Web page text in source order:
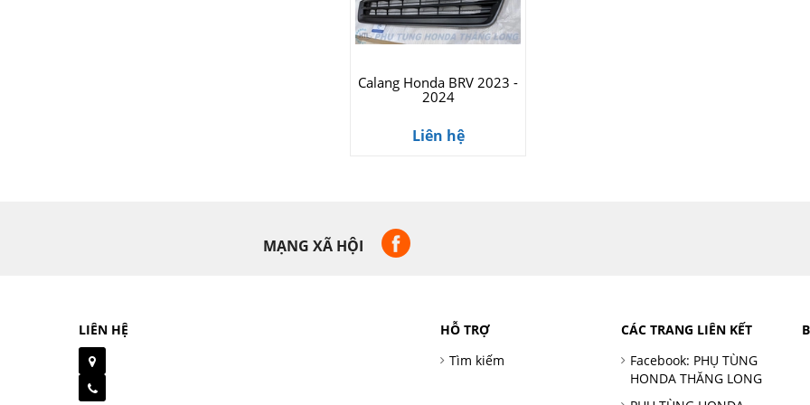
Calang Honda BRV 2023 -
2024
Liên hệ
MẠNG XÃ HỘI
LIÊN HỆ
HỖ TRỢ
Tìm kiếm
CÁC TRANG LIÊN KẾT
Facebook: PHỤ TÙNG
HONDA THĂNG LONG